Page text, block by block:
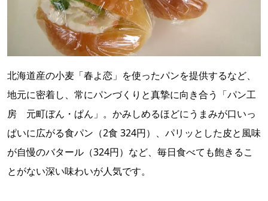
北海道産の小麦「春よ恋」を使ったパンを提供するなど、
地元に密着し、常にパンづくりと真摯に向き合う「パン工
房 元町ぼん・ぱん」。かみしめるほどにうまみが口いっ
ぱいに広がる食パン（2食 324円）、パリッとした皮と風味
が自慢のバタール（324円）など、毎日食べても飽きるこ
とがない深い味わいが人気です。